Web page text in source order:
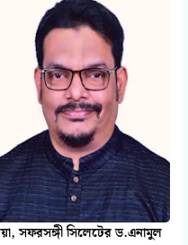
সফরসঙ্গী সিলেটের ড.এনামুল